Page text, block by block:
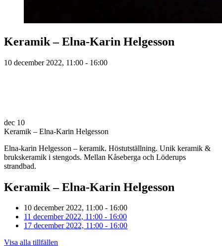
Keramik – Elna-Karin Helgesson
10 december 2022, 11:00 - 16:00
dec 10
Keramik – Elna-Karin Helgesson
Elna-karin Helgesson – keramik. Höstutställning. Unik keramik &
brukskeramik i stengods. Mellan Kåseberga och Löderups
strandbad.
Keramik – Elna-Karin Helgesson
10 december 2022, 11:00 - 16:00
11 december 2022, 11:00 - 16:00
17 december 2022, 11:00 - 16:00
Visa alla tillfällen